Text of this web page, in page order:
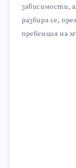
зависимости,
разбира се,
превенция на